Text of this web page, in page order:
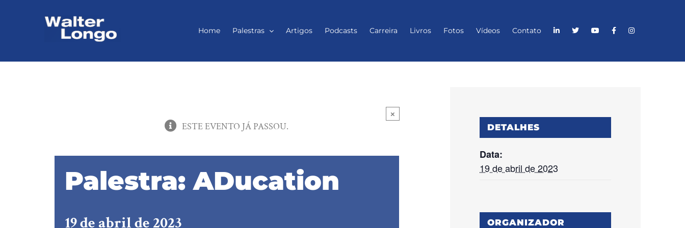
Home Palestras Artigos Podcasts Carreira Livros Fotos Vídeos Contato
×
ESTE EVENTO JÁ PASSOU.
Palestra: ADucation
19 de abril de 2023
DETALHES
Data:
19 de abril de 2023
ORGANIZADOR